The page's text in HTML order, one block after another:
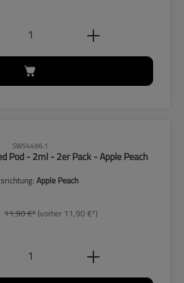
Anzahl: Gib den
SW54496.1
Pod - 2ml - 2er Pack - Apple Peach
Apple Peach
11,90 €*(vorher 11,90 €*)
Anzahl: Gib den